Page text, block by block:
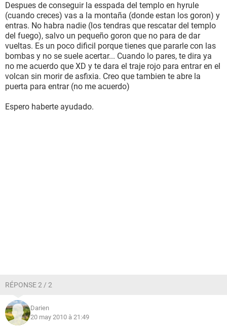
Despues de conseguir la esspada del templo en hyrule
(cuando creces) vas a la montaña (donde estan los goron) y
entras. No habra nadie (los tendras que rescatar del templo
del fuego), salvo un pequeño goron que no para de dar
vueltas. Es un poco dificil porque tienes que pararle con las
bombas y no se suele acertar... Cuando lo pares, te dira ya
no me acuerdo que XD y te dara el traje rojo para entrar en el
volcan sin morir de asfixia. Creo que tambien te abre la
puerta para entrar (no me acuerdo)
Espero haberte ayudado.
RÉPONSE 2 / 2
Darien
20 may 2010 à 21:49